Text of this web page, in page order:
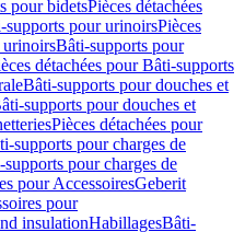
pour bidetsPièces détachées
supports pour urinoirsPièces
urinoirsBâti-supports pour
détachées pour Bâti-supports
Bâti-supports pour douches et
supports pour douches et
Pièces détachées pour
supports pour charges de
pour charges de
pour AccessoiresGeberit
pour
insulationHabillagesBâti-